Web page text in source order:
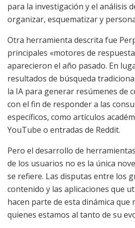
para la investigación y el análisis
organizar, esquematizar y
Otra herramienta descrita fue
principales «motores de
aparecieron el año pasado. En
resultados de búsqueda
la IA para generar resúmenes de
con el fin de responder a las
específicos, como artículos
YouTube o entradas de Reddit.
Pero el desarrollo de
de los usuarios no es la única
se refiere. Las disputas entre los
contenido y las aplicaciones que
hacen parte de esta dinámica que
quienes estamos al tanto de su